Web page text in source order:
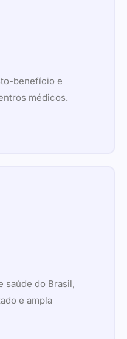
benefício e
médicos.
saúde do Brasil,
e ampla